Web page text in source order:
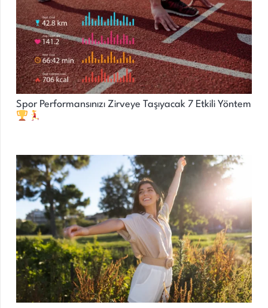
Spor Performansınızı Zirveye Taşıyacak 7 Etkili Yöntem